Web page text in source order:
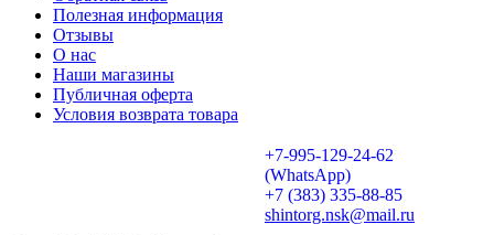
Полезная информация
Отзывы
О нас
Наши магазины
Публичная оферта
Условия возврата товара
+7-995-129-24-62
(WhatsApp)
+7 (383) 335-88-85
shintorg.nsk@mail.ru